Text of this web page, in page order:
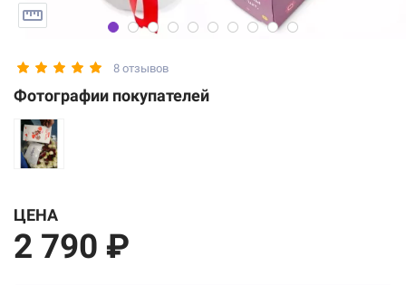
8 отзывов
Фотографии покупателей
ЦЕНА
2 790 ₽